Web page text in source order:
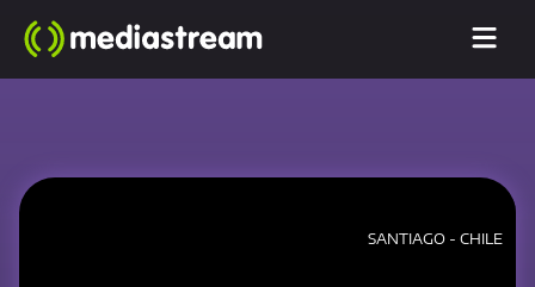
SANTIAGO - CHILE